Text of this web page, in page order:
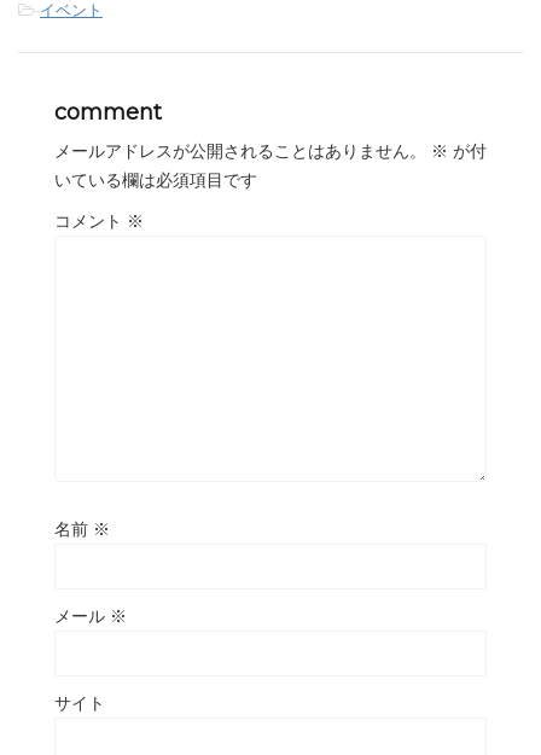
-イベント
comment
メールアドレスが公開されることはありません。 ※ が付
いている欄は必須項目です
コメント ※
名前 ※
メール ※
サイト